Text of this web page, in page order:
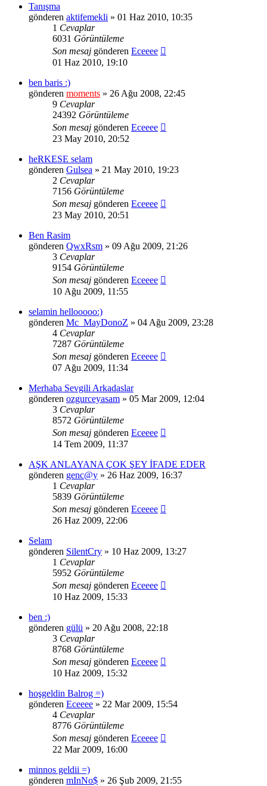
Tanışma
gönderen aktifemekli » 01 Haz 2010, 10:35
1 Cevaplar
6031 Görüntüleme
Son mesaj gönderen Eceeee
01 Haz 2010, 19:10
ben baris :)
gönderen moments » 26 Ağu 2008, 22:45
9 Cevaplar
24392 Görüntüleme
Son mesaj gönderen Eceeee
23 May 2010, 20:52
heRKESE selam
gönderen Gulsea » 21 May 2010, 19:23
2 Cevaplar
7156 Görüntüleme
Son mesaj gönderen Eceeee
23 May 2010, 20:51
Ben Rasim
gönderen QwxRsm » 09 Ağu 2009, 21:26
3 Cevaplar
9154 Görüntüleme
Son mesaj gönderen Eceeee
10 Ağu 2009, 11:55
selamin hellooooo:)
gönderen Mc_MayDonoZ » 04 Ağu 2009, 23:28
4 Cevaplar
7287 Görüntüleme
Son mesaj gönderen Eceeee
07 Ağu 2009, 11:34
Merhaba Sevgili Arkadaslar
gönderen ozgurceyasam » 05 Mar 2009, 12:04
3 Cevaplar
8572 Görüntüleme
Son mesaj gönderen Eceeee
14 Tem 2009, 11:37
AŞK ANLAYANA ÇOK ŞEY İFADE EDER
gönderen genc@y » 26 Haz 2009, 16:37
1 Cevaplar
5839 Görüntüleme
Son mesaj gönderen Eceeee
26 Haz 2009, 22:06
Selam
gönderen SilentCry » 10 Haz 2009, 13:27
1 Cevaplar
5952 Görüntüleme
Son mesaj gönderen Eceeee
10 Haz 2009, 15:33
ben :)
gönderen gülü » 20 Ağu 2008, 22:18
3 Cevaplar
8768 Görüntüleme
Son mesaj gönderen Eceeee
10 Haz 2009, 15:32
hoşgeldin Balrog =)
gönderen Eceeee » 22 Mar 2009, 15:54
4 Cevaplar
8776 Görüntüleme
Son mesaj gönderen Eceeee
22 Mar 2009, 16:00
minnos geldii =)
gönderen mInNo$ » 26 Şub 2009, 21:55